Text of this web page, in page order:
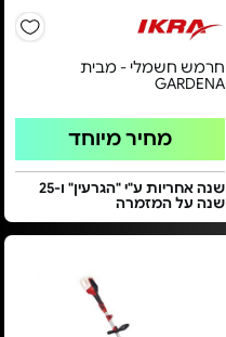
חרמש חשמלי - מבית
GARDENA
מחיר מיוחד
שנה אחריות ע"י "הגרעין" ו-25
שנה על המזמרה